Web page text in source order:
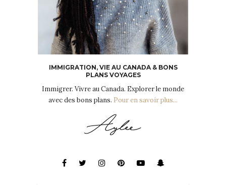
IMMIGRATION, VIE AU CANADA & BONS
PLANS VOYAGES
Immigrer. Vivre au Canada. Explorer le monde
avec des bons plans. Pour en savoir plus...